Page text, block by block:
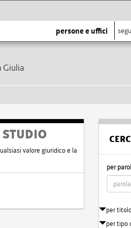
persone e uffici
Giulia
valore giuridico e la
per
per
per tipo